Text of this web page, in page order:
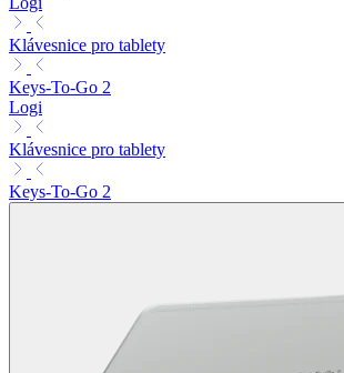
Klávesnice pro tablety
Keys-To-Go 2
Logi
Klávesnice pro tablety
Keys-To-Go 2